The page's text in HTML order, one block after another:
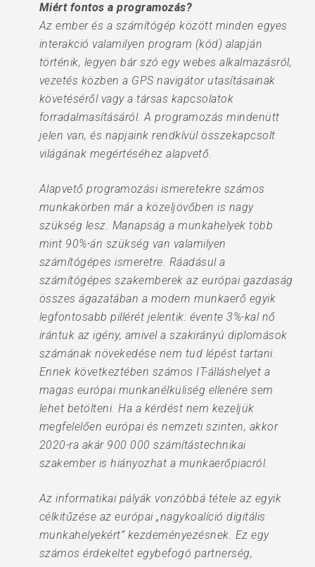
Miért fontos a programozás?
Az ember és a számítógép között minden egyes
interakció valamilyen program (kód) alapján
történik, legyen bár szó egy webes alkalmazásról,
vezetés közben a GPS navigátor utasításainak
követéséről vagy a társas kapcsolatok
forradalmasításáról. A programozás mindenütt
jelen van, és napjaink rendkívül összekapcsolt
világának megértéséhez alapvető.
Alapvető programozási ismeretekre számos
munkakörben már a közeljövőben is nagy
szükség lesz. Manapság a munkahelyek több
mint 90%-án szükség van valamilyen
számítógépes ismeretre. Ráadásul a
számítógépes szakemberek az európai gazdaság
összes ágazatában a modern munkaerő egyik
legfontosabb pillérét jelentik: évente 3%-kal nő
irántuk az igény, amivel a szakirányú diplomások
számának növekedése nem tud lépést tartani.
Ennek következtében számos IT-álláshelyet a
magas európai munkanélküliség ellenére sem
lehet betölteni. Ha a kérdést nem kezeljük
megfelelően európai és nemzeti szinten, akkor
2020-ra akár 900 000 számítástechnikai
szakember is hiányozhat a munkaerőpiacról.
Az informatikai pályák vonzóbbá tétele az egyik
célkitűzése az európai „nagykoalíció digitális
munkahelyekért” kezdeményezésnek. Ez egy
számos érdekeltet egybefogó partnerség,